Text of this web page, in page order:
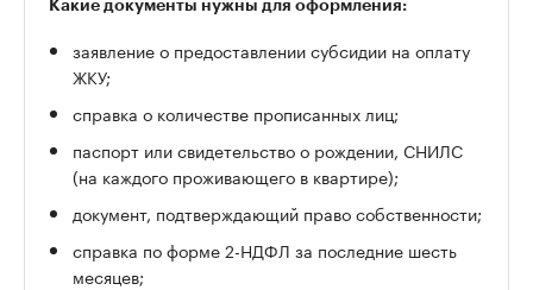
Какие документы нужны для оформления:
заявление о предоставлении субсидии на оплату
ЖКУ;
справка о количестве прописанных лиц;
паспорт или свидетельство о рождении, СНИЛС
(на каждого проживающего в квартире);
документ, подтверждающий право собственности;
справка по форме 2-НДФЛ за последние шесть
месяцев;